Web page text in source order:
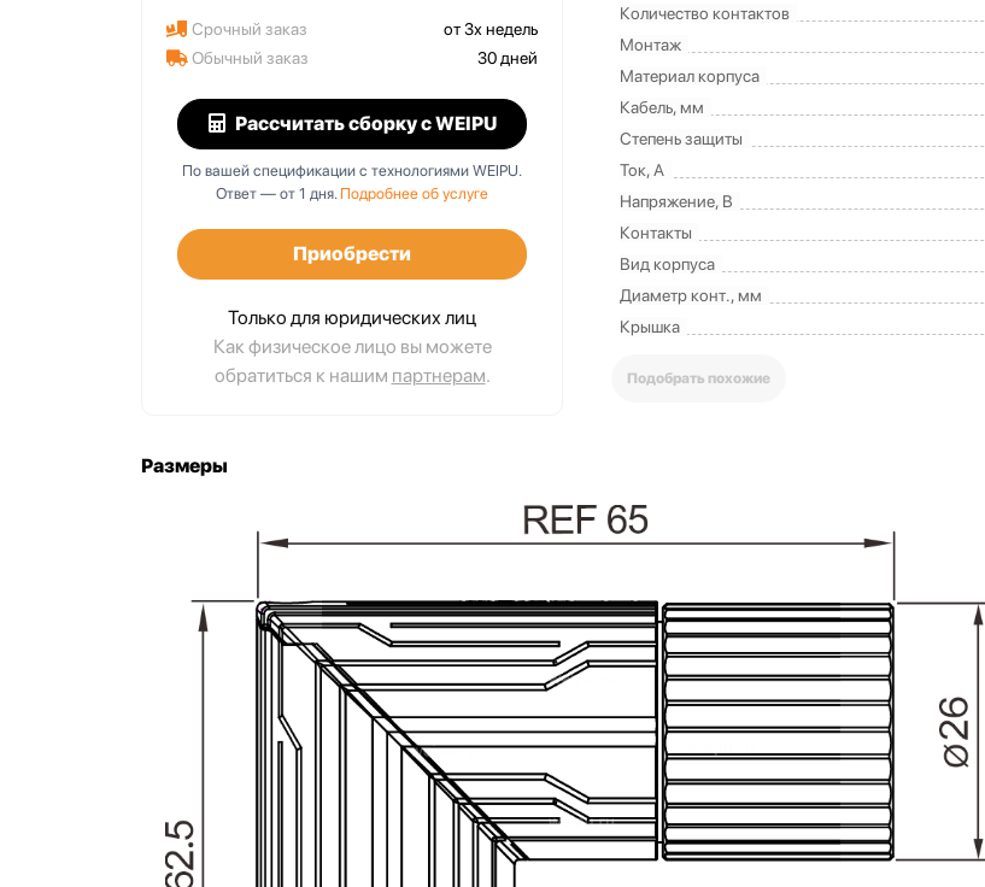
Срочный заказ
от 3х недель
Обычный заказ
30 дней
Рассчитать сборкус WEIPU
По вашей спецификации с технологиями WEIPU.
Ответ — от 1 дня. Подробнее об услуге
Приобрести
Только для юридических лиц
Как физическое лицо вы можете
обратиться к нашим партнерам.
Количество контактов
Монтаж
Материал корпуса
Кабель, мм
Степень защиты
Ток, А
Напряжение, В
Контакты
Вид корпуса
Диаметр конт., мм
Крышка
Подобрать похожие
Размеры